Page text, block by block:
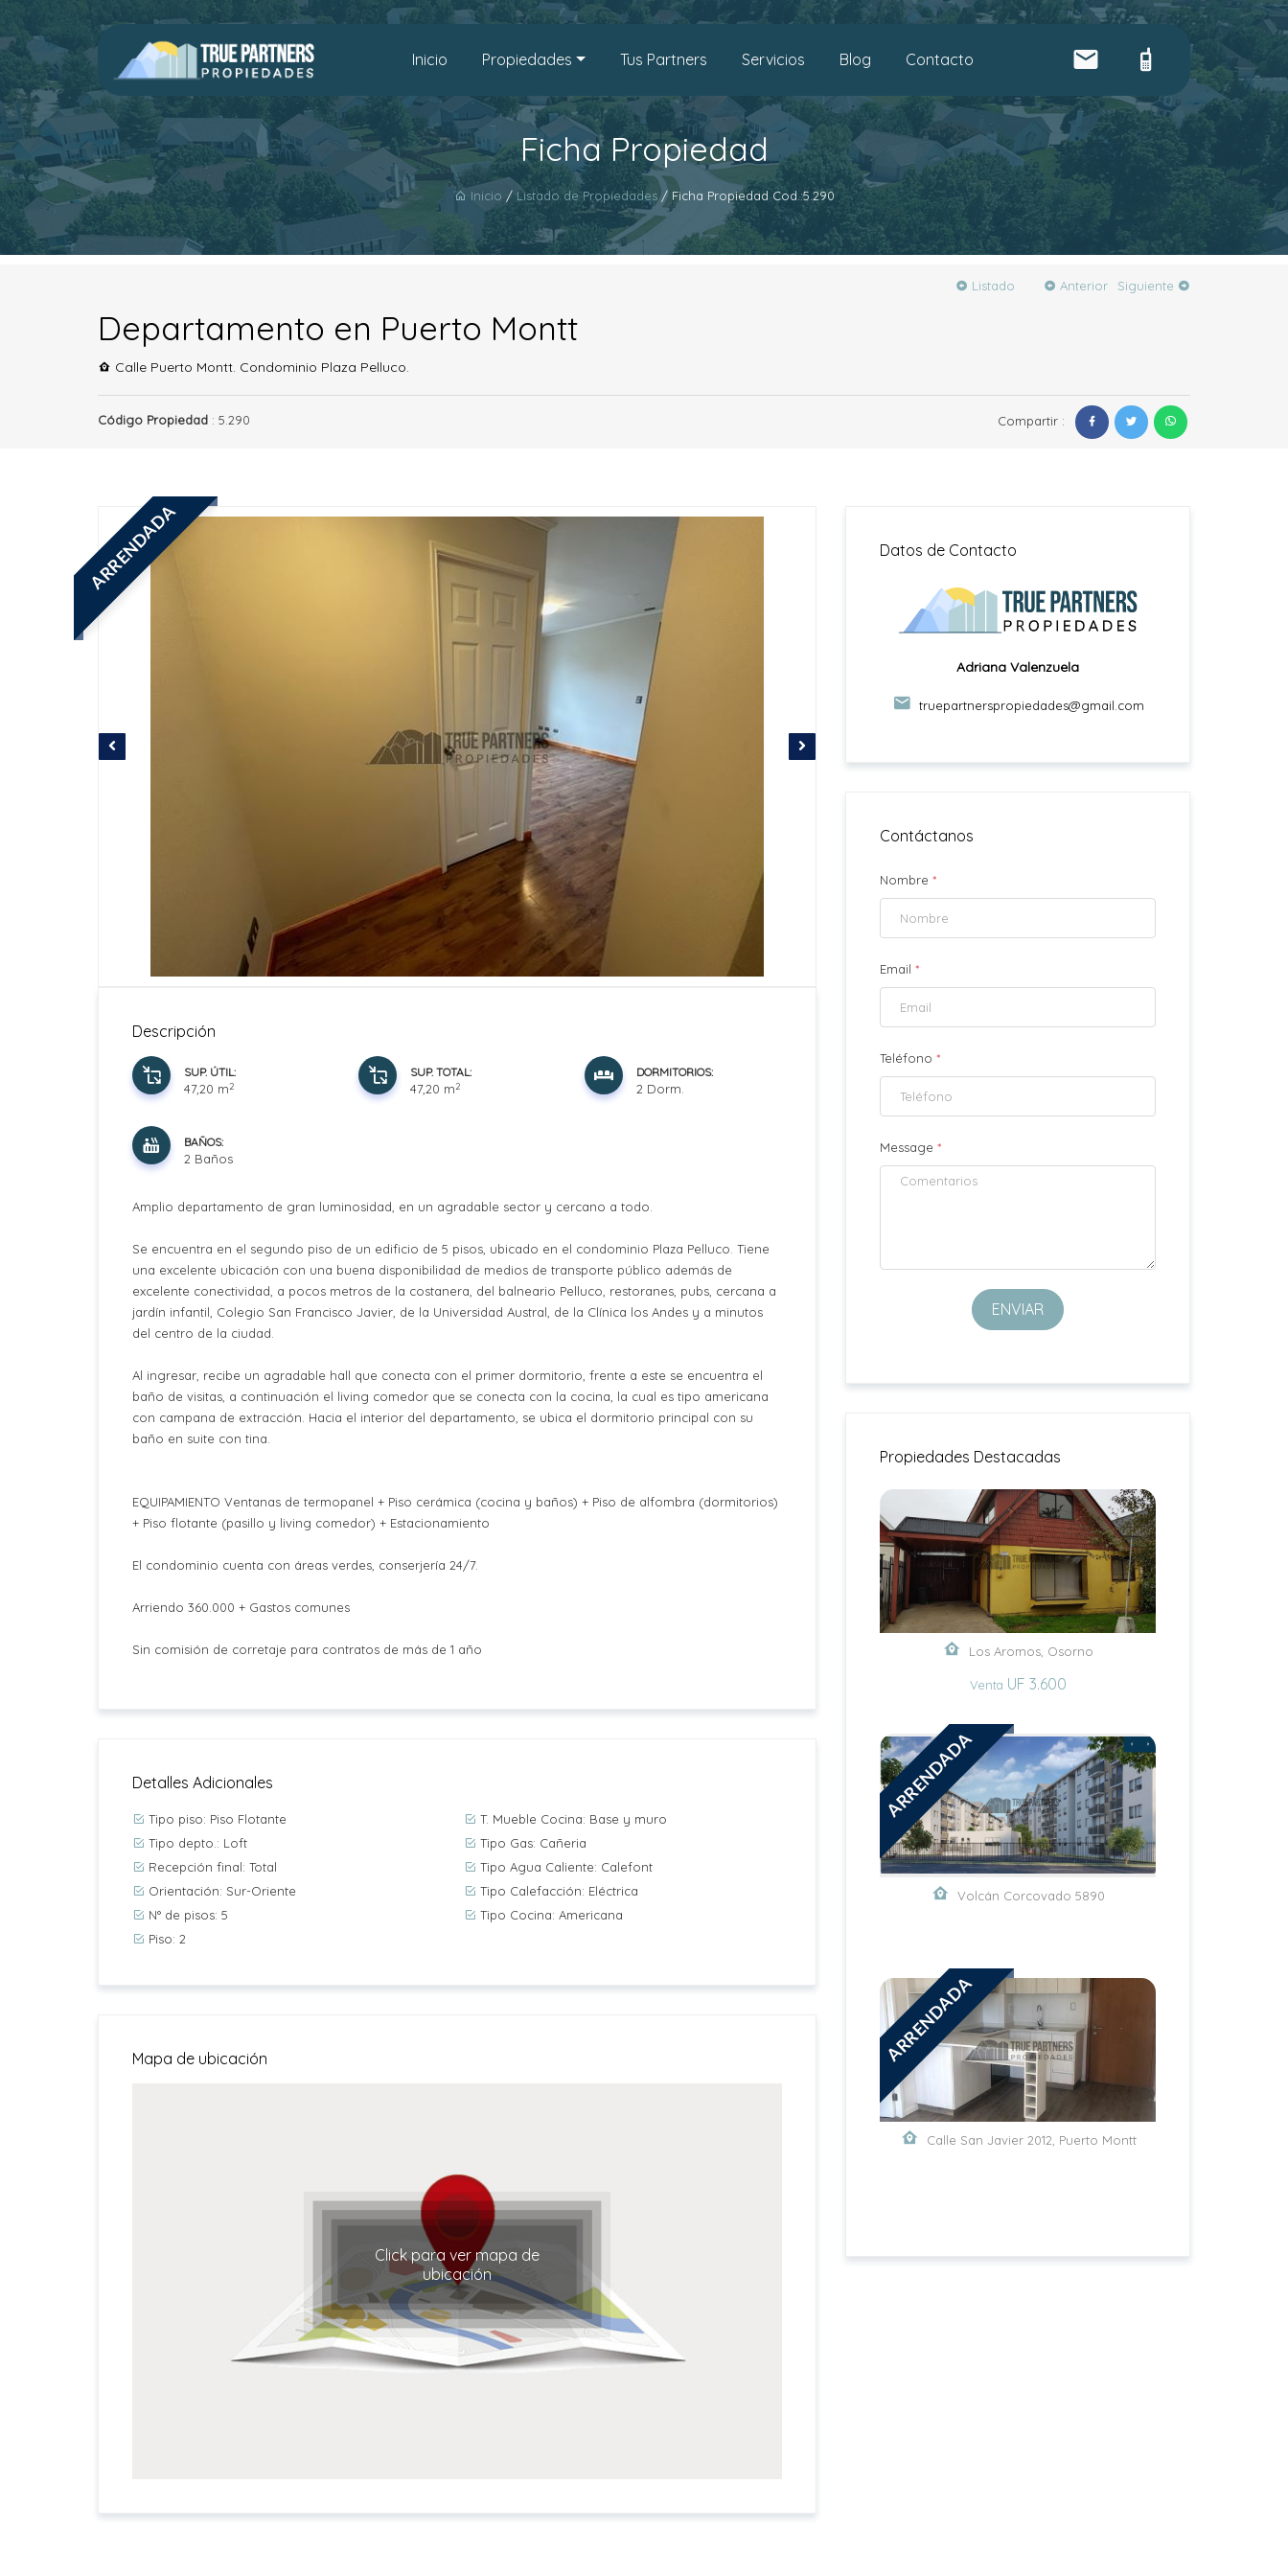
Inicio Propiedades Tus Partners Servicios Blog Contacto
Ficha Propiedad
Inicio / Listado de Propiedades/ Ficha Propiedad Cod.:5.290
Listado Anterior Siguiente
Departamento en Puerto Montt
Calle Puerto Montt. Condominio Plaza Pelluco.
Código Propiedad : 5.290 Compartir :
ARRENDADA
Descripción
SUP. ÚTIL:
47,20 m2
SUP. TOTAL:
47,20 m2
DORMITORIOS:
2 Dorm.
BAÑOS:
2 Baños
Amplio departamento de gran luminosidad, en un agradable sector y cercano a todo.
Se encuentra en el segundo piso de un edificio de 5 pisos, ubicado en el condominio Plaza Pelluco. Tiene
una excelente ubicación con una buena disponibilidad de medios de transporte público además de
excelente conectividad, a pocos metros de la costanera, del balneario Pelluco, restoranes, pubs, cercana a
jardín infantil, Colegio San Francisco Javier, de la Universidad Austral, de la Clínica los Andes y a minutos
del centro de la ciudad.
Al ingresar, recibe un agradable hall que conecta con el primer dormitorio, frente a este se encuentra el
baño de visitas, a continuación el living comedor que se conecta con la cocina, la cual es tipo americana
con campana de extracción. Hacia el interior del departamento, se ubica el dormitorio principal con su
baño en suite con tina.
EQUIPAMIENTO Ventanas de termopanel + Piso cerámica (cocina y baños) + Piso de alfombra (dormitorios)
+ Piso flotante (pasillo y living comedor) + Estacionamiento
El condominio cuenta con áreas verdes, conserjería 24/7.
Arriendo 360.000 + Gastos comunes
Sin comisión de corretaje para contratos de más de 1 año
Detalles Adicionales
Tipo piso: Piso Flotante
Tipo depto.: Loft
Recepción final: Total
Orientación: Sur-Oriente
N° de pisos: 5
Piso: 2
T. Mueble Cocina: Base y muro
Tipo Gas: Cañeria
Tipo Agua Caliente: Calefont
Tipo Calefacción: Eléctrica
Tipo Cocina: Americana
Mapa de ubicación
Click para ver mapa de
ubicación
Datos de Contacto
Adriana Valenzuela
truepartnerspropiedades@gmail.com
Contáctanos
Nombre *
Email *
Teléfono *
Message *
ENVIAR
Propiedades Destacadas
Los Aromos, Osorno
Venta UF 3.600
ARRENDADA
Volcán Corcovado 5890
ARRENDADA
Calle San Javier 2012, Puerto Montt